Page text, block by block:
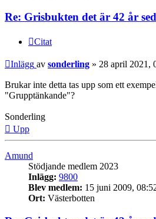
Re: Grisbukten det är 42 år
Citat
Inlägg av sonderling » 28 april 2021,
Brukar inte detta tas upp som ett
"Grupptänkande"?
Sonderling
Upp
Amund
Stödjande medlem 2023
Inlägg: 9800
Blev medlem: 15 juni 2009,
Ort: Västerbotten